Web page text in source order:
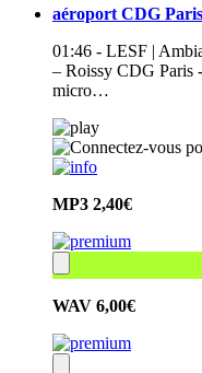
aéroport CDG
01:46 - LESF |
– Roissy CDG Paris
micro…
MP3 2,40€
WAV 6,00€